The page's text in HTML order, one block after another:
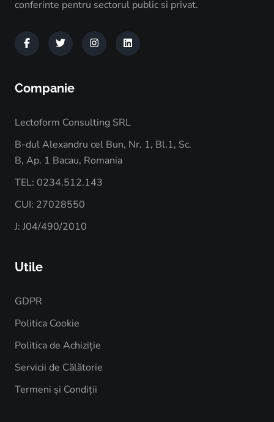
conferinte pentru sectorul public si privat.
Companie
Lectoform Consulting SRL
B-dul Alexandru cel Bun, Nr. 1, Bl.1, Sc.
B, Ap. 1 Bacau, Romania
TEL: 0234.512.143
CUI: 27028550
J: J04/490/2010
Utile
GDPR
Politica Cookie
Politica de Achiziție
Servicii de Călătorie
Termeni și Condiții